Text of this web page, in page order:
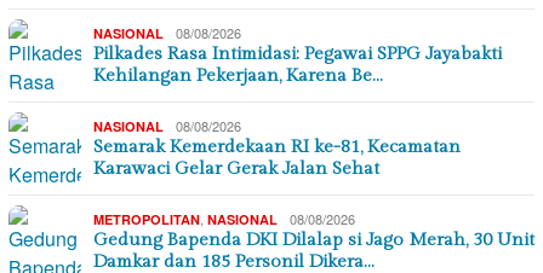
NASIONAL 08/08/2026
Pilkades Rasa Intimidasi: Pegawai SPPG Jayabakti
Kehilangan Pekerjaan, Karena Be…
NASIONAL 08/08/2026
Semarak Kemerdekaan RI ke-81, Kecamatan
Karawaci Gelar Gerak Jalan Sehat
METROPOLITAN NASIONAL 08/08/2026
Gedung Bapenda DKI Dilalap si Jago Merah, 30 Unit
Damkar dan 185 Personil Dikera…